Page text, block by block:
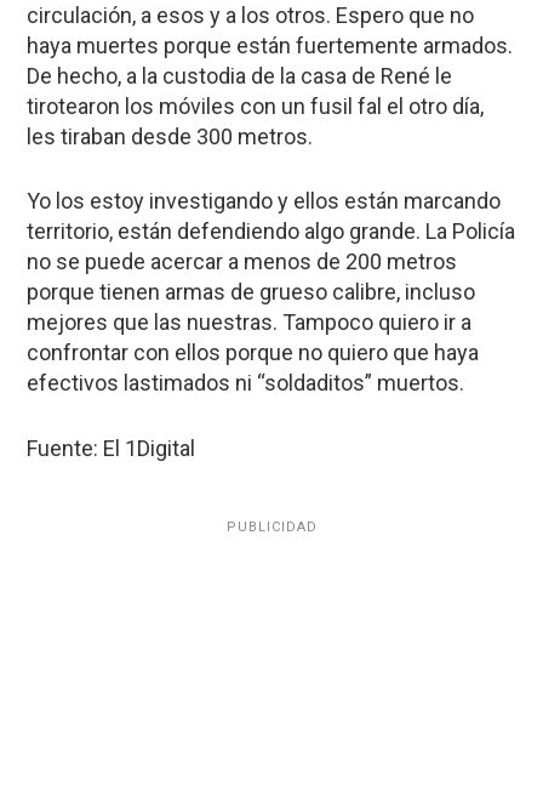
circulación, a esos y a los otros. Espero que no
haya muertes porque están fuertemente armados.
De hecho, a la custodia de la casa de René le
tirotearon los móviles con un fusil fal el otro día,
les tiraban desde 300 metros.
Yo los estoy investigando y ellos están marcando
territorio, están defendiendo algo grande. La Policía
no se puede acercar a menos de 200 metros
porque tienen armas de grueso calibre, incluso
mejores que las nuestras. Tampoco quiero ir a
confrontar con ellos porque no quiero que haya
efectivos lastimados ni “soldaditos” muertos.
Fuente: El 1Digital
PUBLICIDAD